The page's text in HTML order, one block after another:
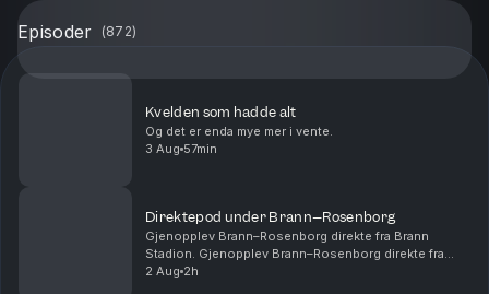
Episoder (872)
Kvelden som hadde alt
Og det er enda mye mer i vente.
3 Aug 57min
Direktepod under Brann–Rosenborg
Gjenopplev Brann–Rosenborg direkte fra Brann
Stadion. Gjenopplev Brann–Rosenborg direkte fra
Brann Stadion. 00:14:54 - Start 1. omgang 00:28:15 -
2 Aug 2h